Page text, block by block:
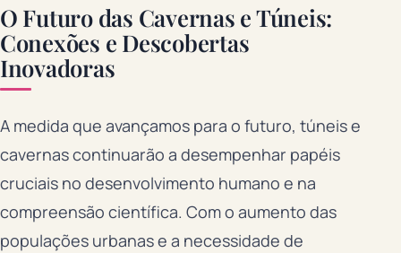
O Futuro das Cavernas e Túneis:
Conexões e Descobertas
Inovadoras
A medida que avançamos para o futuro, túneis e
cavernas continuarão a desempenhar papéis
cruciais no desenvolvimento humano e na
compreensão científica. Com o aumento das
populações urbanas e a necessidade de